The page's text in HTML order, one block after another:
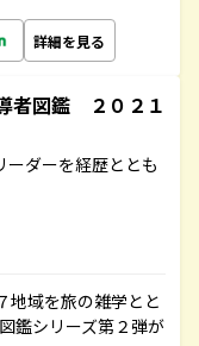
詳細を見る
者図鑑 ２０２１
ーダーを経歴ととも
地域を旅の雑学とと
鑑シリーズ第２弾が